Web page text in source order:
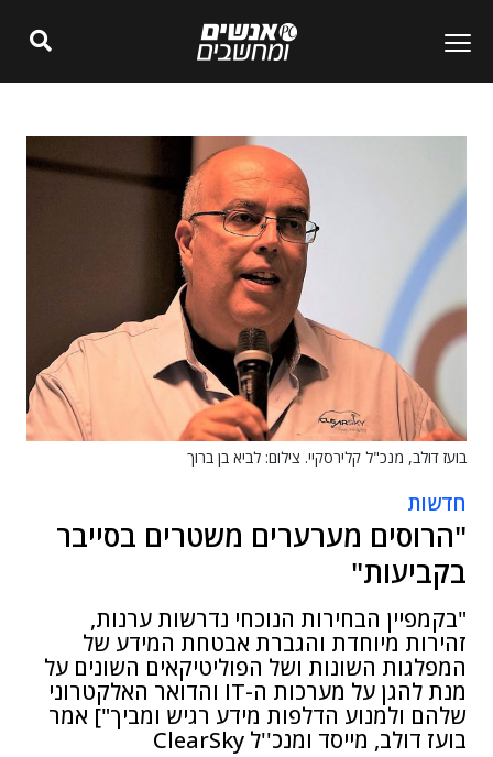
בועז דולב, מנכ"ל קלירסקיי. צילום: לביא בן ברוך
חדשות
"הרוסים מערערים משטרים בסייבר
בקביעות"
"בקמפיין הבחירות הנוכחי נדרשות ערנות,
זהירות מיוחדת והגברת אבטחת המידע של
המפלגות השונות ושל הפוליטיקאים השונים על
מנת להגן על מערכות ה-IT והדואר האלקטרוני
שלהם ולמנוע הדלפות מידע רגיש ומביך"] אמר
בועז דולב, מייסד ומנכ''ל ClearSky